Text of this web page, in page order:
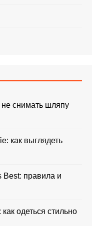
снимать шляпу
как выглядеть
Best: правила и
одеться стильно